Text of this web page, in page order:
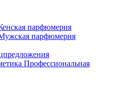
парфюмерия
парфюмерия
Профессиональная